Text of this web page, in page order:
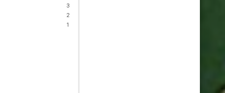
3
2
1